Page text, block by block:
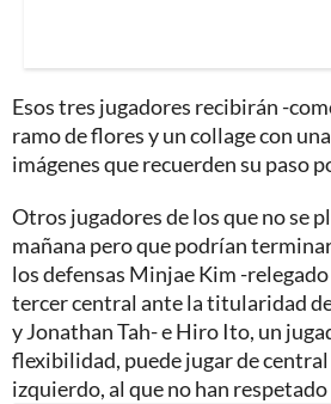
Esos tres jugadores recibirán -
ramo de flores y un collage con
imágenes que recuerden su paso
Otros jugadores de los que no se
mañana pero que podrían
los defensas Minjae Kim -
tercer central ante la titularidad
y Jonathan Tah- e Hiro Ito, un
flexibilidad, puede jugar de
izquierdo, al que no han